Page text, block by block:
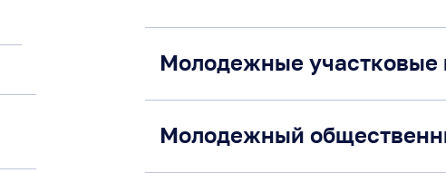
Молодежные участковые
Молодежный